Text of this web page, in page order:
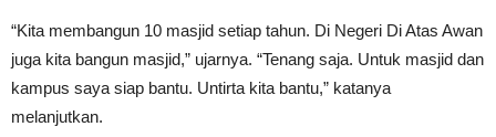
“Kita membangun 10 masjid setiap tahun. Di Negeri Di Atas Awan
juga kita bangun masjid,” ujarnya. “Tenang saja. Untuk masjid dan
kampus saya siap bantu. Untirta kita bantu,” katanya
melanjutkan.